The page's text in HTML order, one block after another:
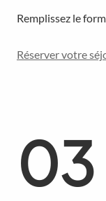
Remplissez le
Réserver votre
03